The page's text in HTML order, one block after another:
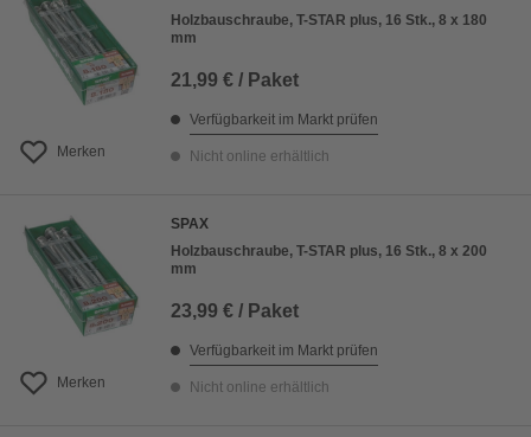
Merken
Holzbauschraube, T-STAR plus, 16 Stk., 8 x 180
mm
21,99 € / Paket
Verfügbarkeit im Markt prüfen
Nicht online erhältlich
Merken
SPAX
Holzbauschraube, T-STAR plus, 16 Stk., 8 x 200
mm
23,99 € / Paket
Verfügbarkeit im Markt prüfen
Nicht online erhältlich